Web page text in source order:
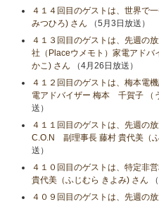
４１４回目のゲストは、世界で
みつひろ) さん （5月3日放送）
４１３回目のゲストは、先週の
社（Placeウメモト）家電アド
かこ) さん （4月26日放送）
４１２回目のゲストは、梅本電
電アドバイザー 梅本 千賀子 （
送）
４１１回目のゲストは、先週の
C.O.N 副理事長 藤村 貴代美（
送）
４１０回目のゲストは、特定非
貴代美（ふじむら きよみ) さん
４０９回目のゲストは、先週の